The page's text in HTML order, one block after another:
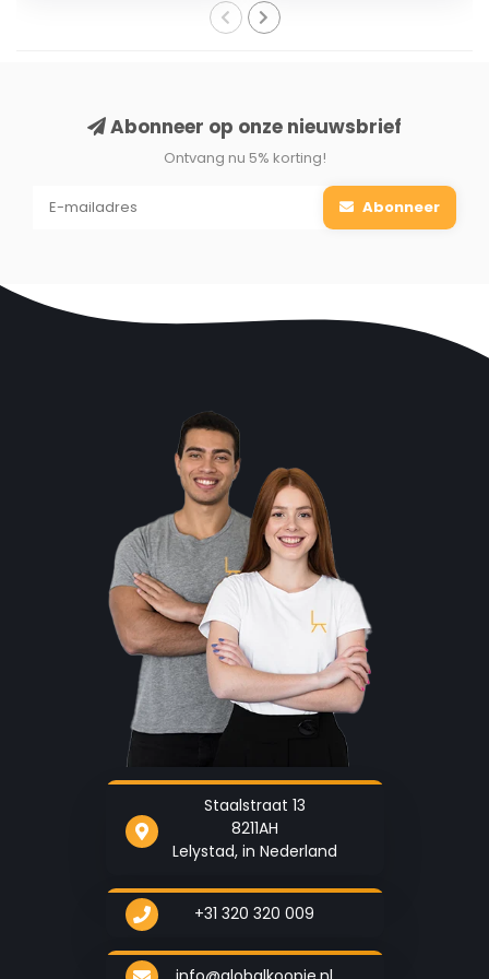
erking:
door water te verdampen koelt hij de lucht,
✔Lucht bevochtigen -het verdampte water bevochtigt
de lucht in de ruimte
✔Lucht reinigen -
een werkend apparaat filtert tevens
fijnstof, vezeltjes enz. alsook luchtverontreiniging en
nicotine uit de lucht en draagt zo bij aan een schonere,
gezondere omgeving
✔Zwenken -de gekoelde lucht kan horizontaal 120°
zwenkend worden uitgeblazen; de verticale richting kan
handmatig worden ingesteld
✔Ventilator -de ventilator kan op verschillende
blaaswijzen en snelheden worden ingesteld
Abonneer op onze nieuwsbrief
Ontvang nu 5% korting!
Abonneer
Staalstraat 13
8211AH
Lelystad, in Nederland
+31 320 320 009